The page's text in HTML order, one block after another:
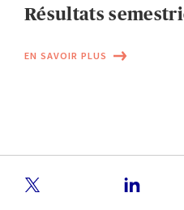
Résultats
EN SAVOIR PLUS